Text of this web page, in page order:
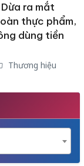
ra mắt
thực phẩm,
dùng tiền
Thương hiệu